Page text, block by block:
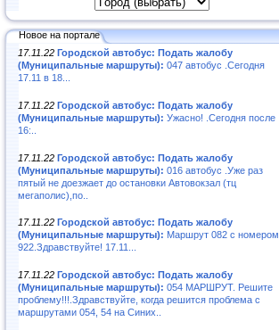
Новое на портале
17.11.22 Городской автобус: Подать жалобу
(Муниципальные маршруты): 047 автобус .Сегодня
17.11 в 18...
17.11.22 Городской автобус: Подать жалобу
(Муниципальные маршруты): Ужасно! .Сегодня после
16:..
17.11.22 Городской автобус: Подать жалобу
(Муниципальные маршруты): 016 автобус .Уже раз
пятый не доезжает до остановки Автовокзал (тц
мегаполис),по..
17.11.22 Городской автобус: Подать жалобу
(Муниципальные маршруты): Маршрут 082 с номером
922.Здравствуйте! 17.11...
17.11.22 Городской автобус: Подать жалобу
(Муниципальные маршруты): 054 МАРШРУТ. Решите
проблему!!!.Здравствуйте, когда решится проблема с
маршрутами 054, 54 на Синих..